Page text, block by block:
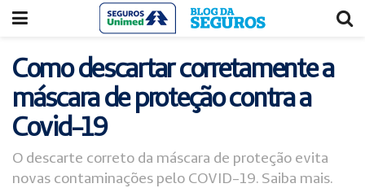
Como descartar corretamente a
máscara de proteção contra a
Covid-19
O descarte correto da máscara de proteção evita
novas contaminações pelo COVID-19. Saiba mais.